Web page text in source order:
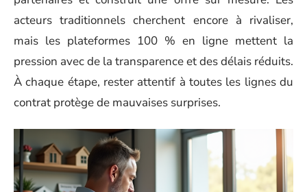
acteurs traditionnels cherchent encore à rivaliser,
mais les plateformes 100 % en ligne mettent la
pression avec de la transparence et des délais réduits.
À chaque étape, rester attentif à toutes les lignes du
contrat protège de mauvaises surprises.